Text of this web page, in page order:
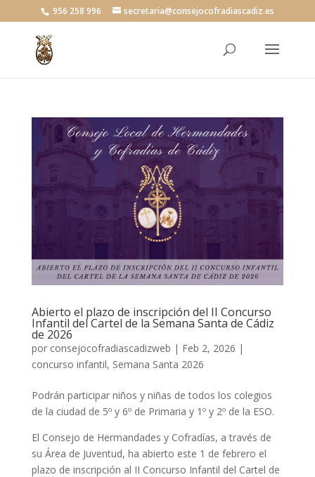
956 258 996 secretaria@consejocofradiascadiz.es
Abierto el plazo de inscripción del II Concurso
Infantil del Cartel de la Semana Santa de Cádiz
de 2026
por consejocofradiascadizweb | Feb 2, 2026 |
concurso infantil, Semana Santa 2026
Podrán participar niños y niñas de todos los colegios
de la ciudad de 5º y 6º de Primaria y 1º y 2º de la ESO.
El Consejo de Hermandades y Cofradías, a través de
su Área de Juventud, ha abierto este 1 de febrero el
plazo de inscripción al II Concurso Infantil del Cartel de